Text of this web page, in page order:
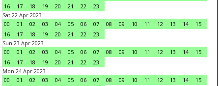
16
17 18 19 20 21 22
23
Sat 22 Apr 2023
00
01 02 03 04 05 06 07 08 09 10 11 12 13 14
15
16
17 18 19 20 21 22
23
Sun 23 Apr 2023
00
01 02 03 04 05 06 07 08 09 10 11 12 13 14
15
16
17 18 19 20 21 22
23
Mon 24 Apr 2023
00
01 02 03 04 05 06 07 08 09 10 11 12 13 14
15